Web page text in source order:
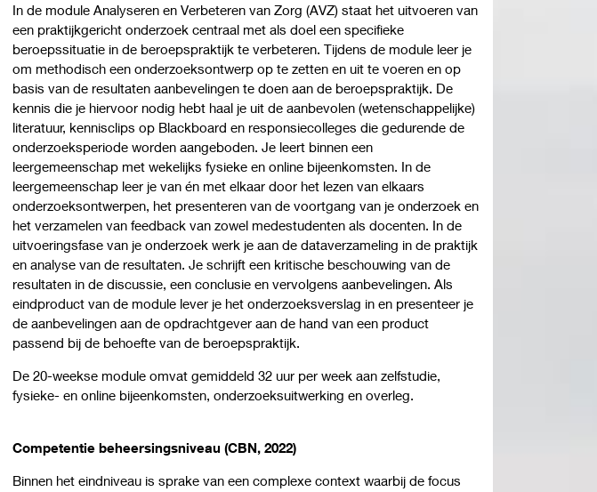
In de module Analyseren en Verbeteren van Zorg (AVZ) staat het uitvoeren van
een praktijkgericht onderzoek centraal met als doel een specifieke
beroepssituatie in de beroepspraktijk te verbeteren. Tijdens de module leer je
om methodisch een onderzoeksontwerp op te zetten en uit te voeren en op
basis van de resultaten aanbevelingen te doen aan de beroepspraktijk. De
kennis die je hiervoor nodig hebt haal je uit de aanbevolen (wetenschappelijke)
literatuur, kennisclips op Blackboard en responsiecolleges die gedurende de
onderzoeksperiode worden aangeboden. Je leert binnen een
leergemeenschap met wekelijks fysieke en online bijeenkomsten. In de
leergemeenschap leer je van én met elkaar door het lezen van elkaars
onderzoeksontwerpen, het presenteren van de voortgang van je onderzoek en
het verzamelen van feedback van zowel medestudenten als docenten. In de
uitvoeringsfase van je onderzoek werk je aan de dataverzameling in de praktijk
en analyse van de resultaten. Je schrijft een kritische beschouwing van de
resultaten in de discussie, een conclusie en vervolgens aanbevelingen. Als
eindproduct van de module lever je het onderzoeksverslag in en presenteer je
de aanbevelingen aan de opdrachtgever aan de hand van een product
passend bij de behoefte van de beroepspraktijk.
De 20-weekse module omvat gemiddeld 32 uur per week aan zelfstudie,
fysieke- en online bijeenkomsten, onderzoeksuitwerking en overleg.
Competentie beheersingsniveau (CBN, 2022)
Binnen het eindniveau is sprake van een complexe context waarbij de focus